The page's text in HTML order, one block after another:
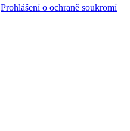
Prohlášení o ochraně soukromí